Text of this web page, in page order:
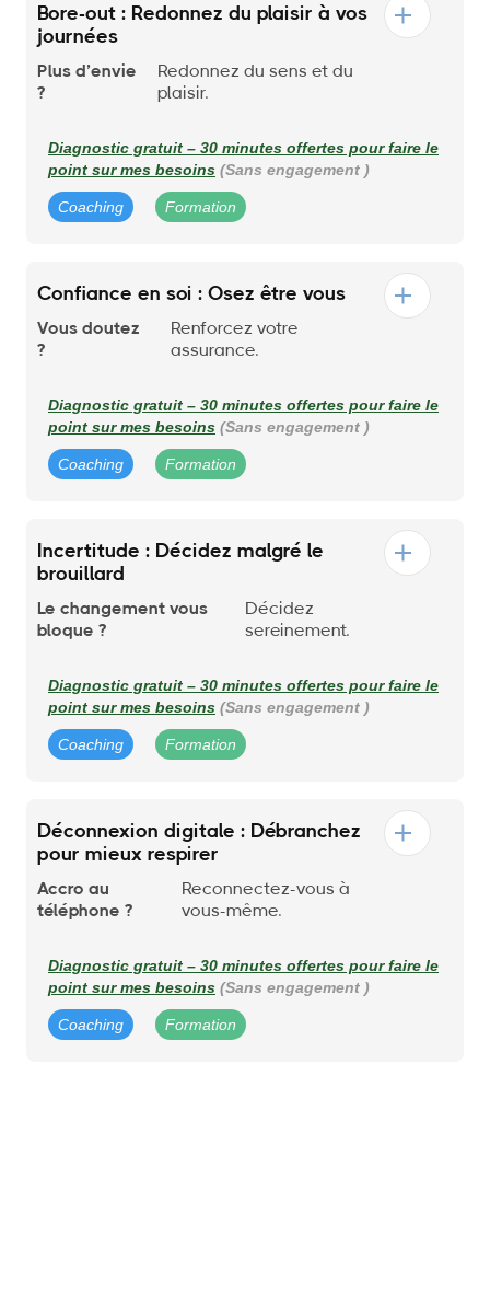
Bore-out : Redonnez du plaisir à vos
journées
Plus d’envie
?
Redonnez du sens et du
plaisir.
Diagnostic gratuit – 30 minutes offertes pour faire le
point sur mes besoins (Sans engagement )
Coaching Formation
Confiance en soi : Osez être vous
Vous doutez
?
Renforcez votre
assurance.
Diagnostic gratuit – 30 minutes offertes pour faire le
point sur mes besoins (Sans engagement )
Coaching Formation
Incertitude : Décidez malgré le
brouillard
Le changement vous
bloque ?
Décidez
sereinement.
Diagnostic gratuit – 30 minutes offertes pour faire le
point sur mes besoins (Sans engagement )
Coaching Formation
Déconnexion digitale : Débranchez
pour mieux respirer
Accro au
téléphone ?
Reconnectez-vous à
vous-même.
Diagnostic gratuit – 30 minutes offertes pour faire le
point sur mes besoins (Sans engagement )
Coaching Formation